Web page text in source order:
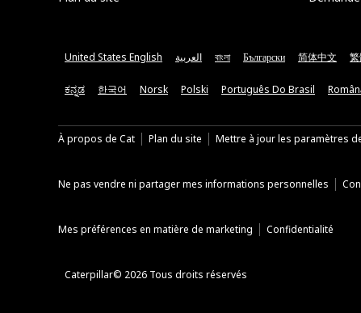
United States English العربية বাংলা Български 简体中文
ಕನ್ನಡ 한국어 Norsk Polski Português Do Brasil
À propos de Cat Plan du site Mettre à jour les paramètres
Ne pas vendre ni partager mes informations personnelles
Mes préférences en matière de marketing Confidentialité
Caterpillar© 2026 Tous droits réservés